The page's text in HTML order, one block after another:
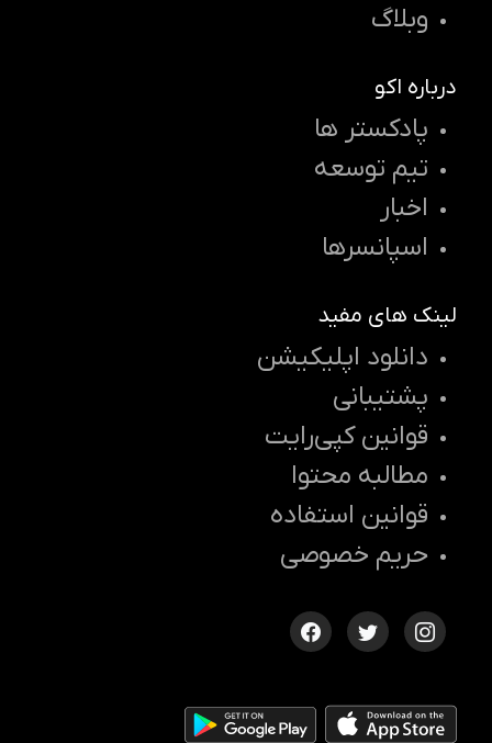
وبلاگ
درباره اکو
پادکستر ها
تیم توسعه
اخبار
اسپانسرها
لینک های مفید
دانلود اپلیکیشن
پشتیبانی
قوانین کپی‌رایت
مطالبه محتوا
قوانین استفاده
حریم خصوصی